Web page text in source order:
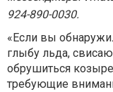
924-890-0030.
«Если вы
глыбу льда,
обрушиться
требующие